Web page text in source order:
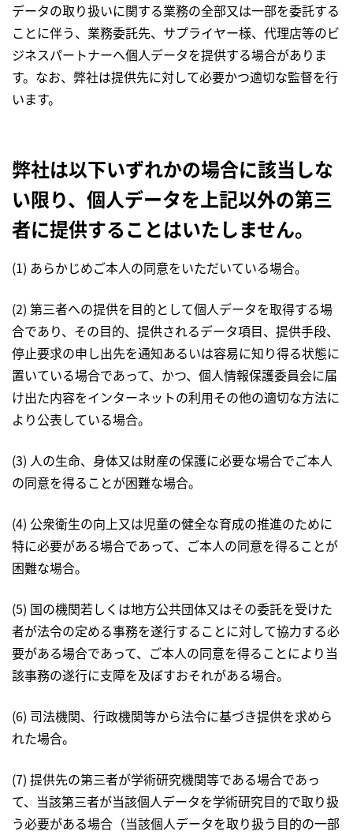
データの取り扱いに関する業務の全部又は一部を委託する
ことに伴う、業務委託先、サプライヤー様、代理店等のビ
ジネスパートナーへ個人データを提供する場合がありま
す。なお、弊社は提供先に対して必要かつ適切な監督を行
います。
弊社は以下いずれかの場合に該当しな
い限り、個人データを上記以外の第三
者に提供することはいたしません。
(1) あらかじめご本人の同意をいただいている場合。
(2) 第三者への提供を目的として個人データを取得する場
合であり、その目的、提供されるデータ項目、提供手段、
停止要求の申し出先を通知あるいは容易に知り得る状態に
置いている場合であって、かつ、個人情報保護委員会に届
け出た内容をインターネットの利用その他の適切な方法に
より公表している場合。
(3) 人の生命、身体又は財産の保護に必要な場合でご本人
の同意を得ることが困難な場合。
(4) 公衆衛生の向上又は児童の健全な育成の推進のために
特に必要がある場合であって、ご本人の同意を得ることが
困難な場合。
(5) 国の機関若しくは地方公共団体又はその委託を受けた
者が法令の定める事務を遂行することに対して協力する必
要がある場合であって、ご本人の同意を得ることにより当
該事務の遂行に支障を及ぼすおそれがある場合。
(6) 司法機関、行政機関等から法令に基づき提供を求めら
れた場合。
(7) 提供先の第三者が学術研究機関等である場合であっ
て、当該第三者が当該個人データを学術研究目的で取り扱
う必要がある場合（当該個人データを取り扱う目的の一部